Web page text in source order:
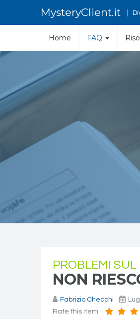
MysteryClient.it
Home FAQ
PROBLEMI SUL
NON
Fabrizio Checchi
Rate this item